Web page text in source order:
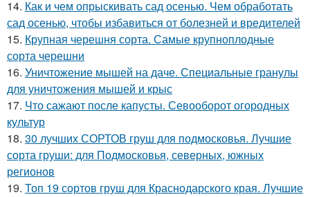
14. Как и чем опрыскивать сад осенью. Чем обработать
сад осенью, чтобы избавиться от болезней и вредителей
15. Крупная черешня сорта. Самые крупноплодные
сорта черешни
16. Уничтожение мышей на даче. Специальные гранулы
для уничтожения мышей и крыс
17. Что сажают после капусты. Севооборот огородных
культур
18. 30 лучших СОРТОВ груш для подмосковья. Лучшие
сорта груши: для Подмосковья, северных, южных
регионов
19. Топ 19 сортов груш для Краснодарского края. Лучшие